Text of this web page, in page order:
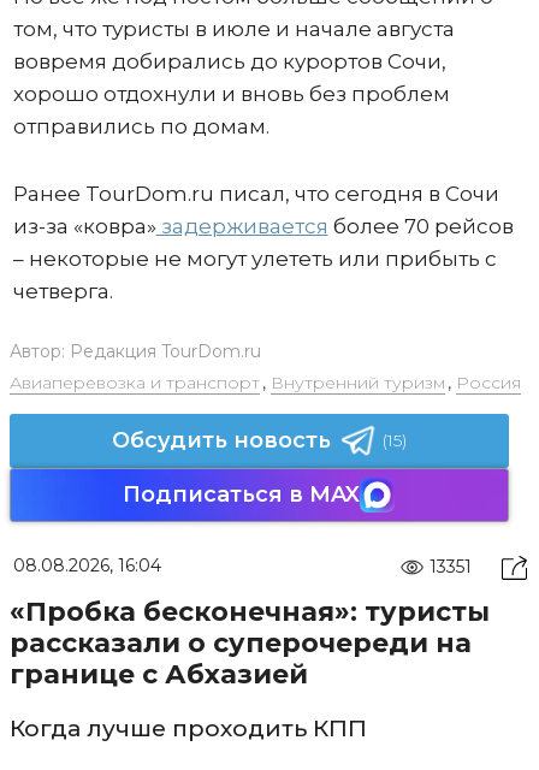
том, что туристы в июле и начале августа
вовремя добирались до курортов Сочи,
хорошо отдохнули и вновь без проблем
отправились по домам.
Ранее TourDom.ru писал, что сегодня в Сочи
из-за «ковра» задерживается более 70 рейсов
– некоторые не могут улететь или прибыть с
четверга.
Автор: Редакция TourDom.ru
Авиаперевозка и транспорт, Внутренний туризм , Россия
Обсудить новость (15)
Подписаться в MAX
08.08.2026, 16:04 13351
«Пробка бесконечная»: туристы
рассказали о суперочереди на
границе с Абхазией
Когда лучше проходить КПП